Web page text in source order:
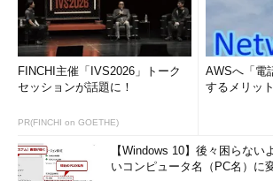
FINCHI主催「IVS2026」トーク
セッションが話題に！
PR(FINCHI on GOETHE)
AWSへ「電
するメリッ
【Windows 10】後々困らない
いコンピュータ名（PC名）に